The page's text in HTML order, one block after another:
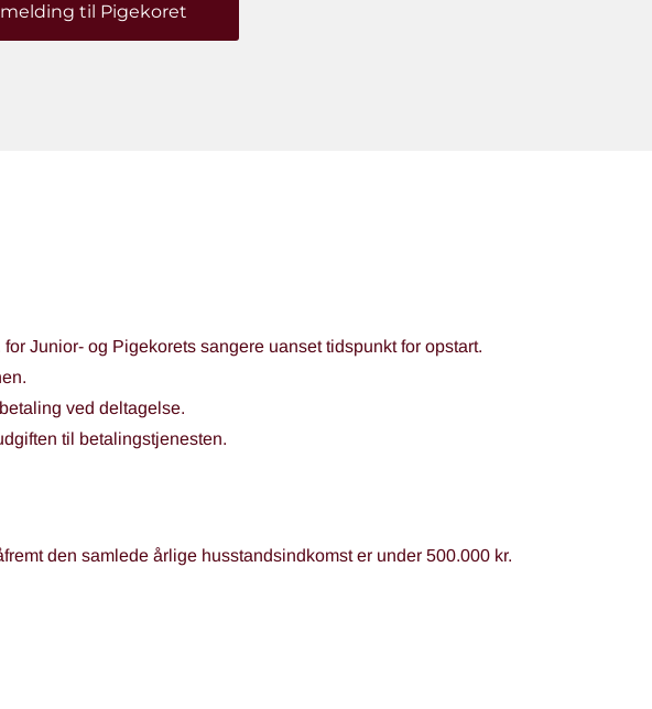
til Pigekoret
Junior- og Pigekorets sangere uanset tidspunkt for opstart.
ved deltagelse.
til betalingstjenesten.
den samlede årlige husstandsindkomst er under 500.000 kr.